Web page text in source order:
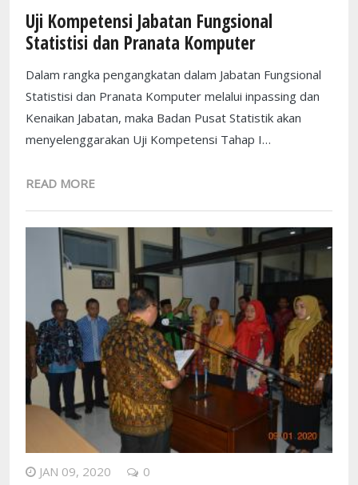
Uji Kompetensi Jabatan Fungsional
Statistisi dan Pranata Komputer
Dalam rangka pengangkatan dalam Jabatan Fungsional
Statistisi dan Pranata Komputer melalui inpassing dan
Kenaikan Jabatan, maka Badan Pusat Statistik akan
menyelenggarakan Uji Kompetensi Tahap I…
READ MORE
JAN 09, 2020 0